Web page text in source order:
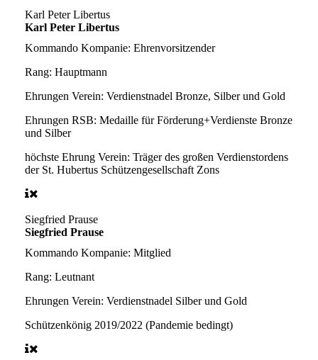
Karl Peter Libertus
Karl Peter Libertus
Kommando Kompanie: Ehrenvorsitzender
Rang: Hauptmann
Ehrungen Verein: Verdienstnadel Bronze, Silber und Gold
Ehrungen RSB: Medaille für Förderung+Verdienste Bronze
und Silber
höchste Ehrung Verein: Träger des großen Verdienstordens
der St. Hubertus Schützengesellschaft Zons
Siegfried Prause
Siegfried Prause
Kommando Kompanie: Mitglied
Rang: Leutnant
Ehrungen Verein: Verdienstnadel Silber und Gold
Schützenkönig 2019/2022 (Pandemie bedingt)